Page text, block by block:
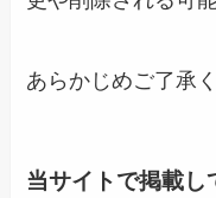
あらかじめご了承
当サイトで掲載し